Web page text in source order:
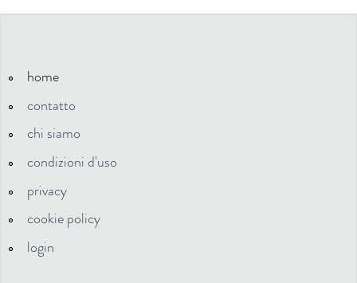
home
contatto
chi siamo
condizioni d'uso
privacy
cookie policy
login